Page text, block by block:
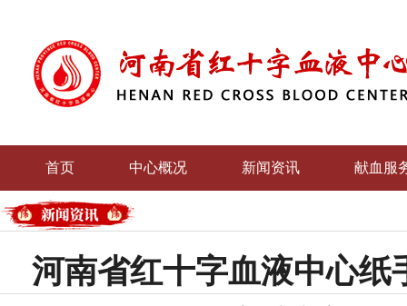
首页 中心概况 新闻资讯 献血服
河南省红十字血液中心纸